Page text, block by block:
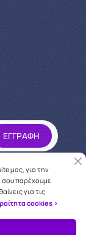
μας, για την
σου παρέχουμε
για τις
cookies >